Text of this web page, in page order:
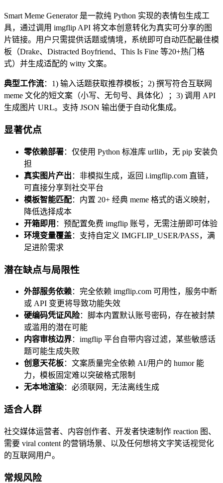
Smart Meme Generator 是一款纯 Python 实现的表情包生成工
具，通过调用 imgflip API 将文本创意转化为真实可分享的图
片链接。用户只需提供话题或情境，系统即可自动匹配最佳模
板（Drake、Distracted Boyfriend、This Is Fine 等20+热门格
式）并生成适配的 witty 文案。
典型工作流：1) 输入话题获取推荐模板；2) 撰写符合互联网
meme 文化的短文案（小写、无句号、具体化）；3) 调用 API
生成图片 URL。支持 JSON 输出便于自动化集成。
显著优点
零依赖部署：仅使用 Python 标准库 urllib，无 pip 安装负
担
真实图片产出 ：非模拟生成，返回 i.imgflip.com 直链，
可直接分享到社交平台
模板智能匹配：内置 20+ 经典 meme 格式的语义映射，
降低选择成本
开箱即用 ：预配置免费 imgflip 账号，无需注册即可体验
环境变量覆盖：支持自定义 IMGFLIP_USER/PASS，满
足进阶需求
潜在缺点与局限性
外部服务依赖：完全依赖 imgflip.com 可用性，服务中断
或 API 变更将导致功能失效
硬编码凭证风险：脚本内置默认账号密码，存在被封禁
或滥用的潜在可能
内容审核边界：imgflip 平台自带内容过滤，某些敏感话
题可能生成失败
创意天花板：文案质量完全依赖 AI/用户的 humor 能
力，模板固定难以突破格式限制
无本地渲染：必须联网，无法离线生成
适合人群
社交媒体运营者、内容创作者、开发者快速制作 reaction 图、
需要 viral content 的营销场景、以及任何想将文字笑话视觉化
的互联网用户。
常规风险